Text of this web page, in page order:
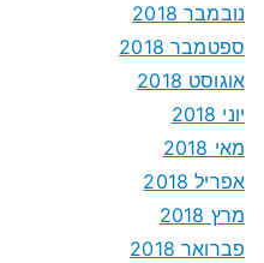
נובמבר 2018
ספטמבר 2018
אוגוסט 2018
יוני 2018
מאי 2018
אפריל 2018
מרץ 2018
פברואר 2018